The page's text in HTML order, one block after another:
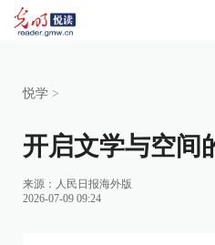
悦学 >
开启文学与空间
来源： 人民日报海外版
2026-07-09 09:24